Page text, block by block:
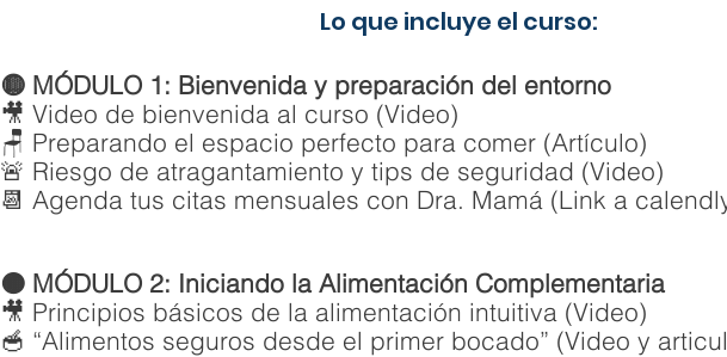
Lo que incluye el curso:
🟡 MÓDULO 1: Bienvenida y preparación del entorno
🎥 Video de bienvenida al curso (Video)
🪑 Preparando el espacio perfecto para comer (Artículo)
🚨 Riesgo de atragantamiento y tips de seguridad (Video)
📆 Agenda tus citas mensuales con Dra. Mamá (Link a
🟠 MÓDULO 2: Iniciando la Alimentación Complementaria
🎥 Principios básicos de la alimentación intuitiva (Video)
🥣 “Alimentos seguros desde el primer bocado” (Video y